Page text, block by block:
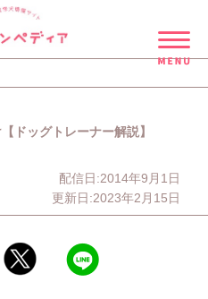
ドッグトレーナー解説】
配信日:2014年9月1日
更新日:2023年2月15日